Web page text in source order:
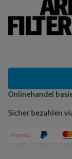
Onlinehandel
Sicher bezahlen